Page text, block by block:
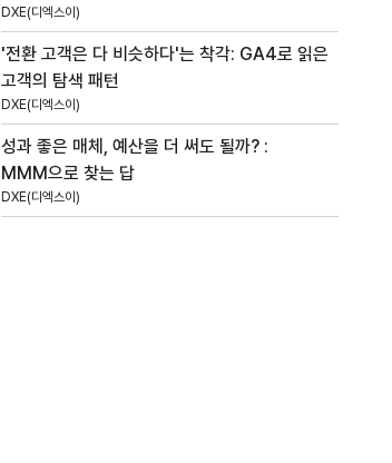
DXE(디엑스이)
'전환 고객은 다 비슷하다'는 착각: GA4로 읽은
고객의 탐색 패턴
DXE(디엑스이)
성과 좋은 매체, 예산을 더 써도 될까? :
MMM으로 찾는 답
DXE(디엑스이)